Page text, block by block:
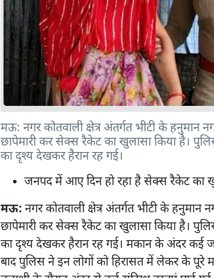
मऊ: नगर कोतवाली क्षेत्र अंतर्गत भीटी के
छापेमारी कर सेक्स रैकेट का खुलासा किया है।
का दृश्य देखकर हैरान रह गई।
जनपद में आए दिन हो रहा है सेक्स रैकेट का
मऊ: नगर कोतवाली क्षेत्र अंतर्गत भीटी के
छापेमारी कर सेक्स रैकेट का खुलासा किया है।
का दृश्य देखकर हैरान रह गई। मकान के अंदर कई
बाद पुलिस ने इन लोगों को हिरासत में लेकर के पूरे